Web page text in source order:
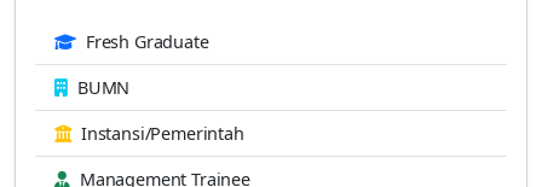
Fresh Graduate
BUMN
Instansi/Pemerintah
Management Trainee